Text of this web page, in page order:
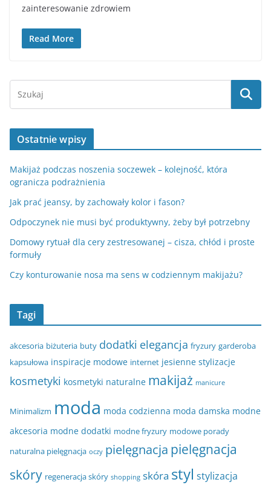
zainteresowanie zdrowiem
Read More
Ostatnie wpisy
Makijaż podczas noszenia soczewek – kolejność, która
ogranicza podrażnienia
Jak prać jeansy, by zachowały kolor i fason?
Odpoczynek nie musi być produktywny, żeby był potrzebny
Domowy rytuał dla cery zestresowanej – cisza, chłód i proste
formuły
Czy konturowanie nosa ma sens w codziennym makijażu?
Tagi
akcesoria biżuteria buty dodatki elegancja fryzury garderoba
kapsułowa inspiracje modowe internet jesienne stylizacje
kosmetyki kosmetyki naturalne makijaż manicure
Minimalizm moda moda codzienna moda damska modne
akcesoria modne dodatki modne fryzury modowe porady
naturalna pielęgnacja oczy pielęgnacja pielęgnacja
skóry regeneracja skóry shopping skóra styl stylizacja